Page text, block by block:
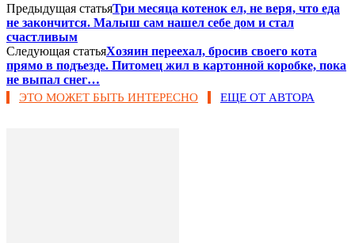
Предыдущая статьяТри месяца котенок ел, не веря, что еда
не закончится. Малыш сам нашел себе дом и стал
счастливым
Следующая статьяХозяин переехал, бросив своего кота
прямо в подъезде. Питомец жил в картонной коробке, пока
не выпал снег…
ЭТО МОЖЕТ БЫТЬ ИНТЕРЕСНО ЕЩЕ ОТ АВТОРА